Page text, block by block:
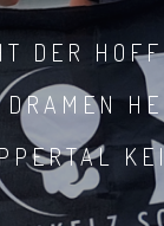
DER
DRAMEN